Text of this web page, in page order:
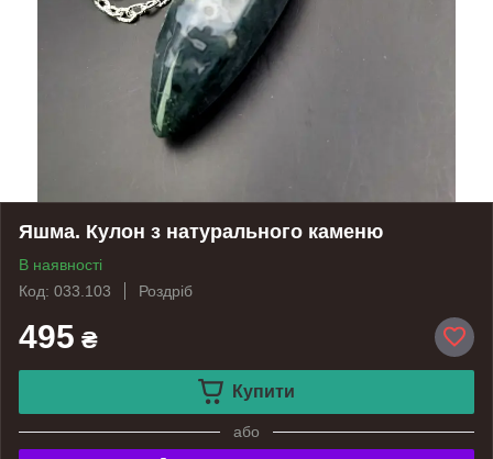
Яшма. Кулон з натурального каменю
В наявності
Код: 033.103
Роздріб
495 ₴
Купити
або